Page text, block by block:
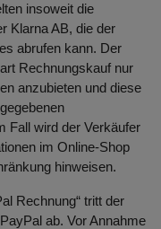
insoweit die
Klarna AB, die der
abrufen kann. Der
Rechnungskauf nur
anzubieten und diese
Fall wird der Verkäufer
im Online-Shop
hinweisen.
Rechnung“ tritt der
ab. Vor Annahme